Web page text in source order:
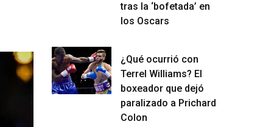
tras la ‘bofetada’ en
los Oscars
¿Qué ocurrió con
Terrel Williams? El
boxeador que dejó
paralizado a Prichard
Colon